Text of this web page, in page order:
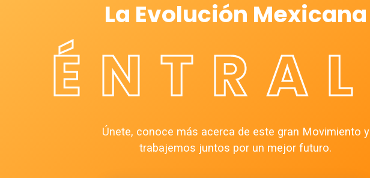
La Evolución Mexicana
Únete, conoce más acerca de este gran Movimiento y
trabajemos juntos por un mejor futuro.